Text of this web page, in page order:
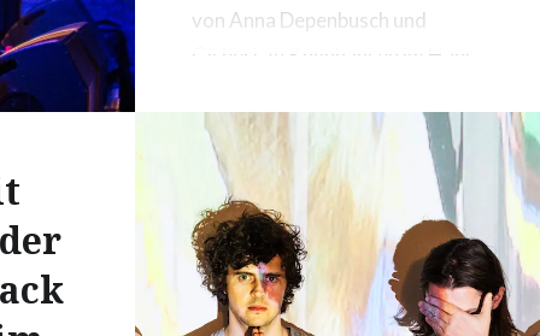
von Anna Depenbusch und
Gisbert zu Knyphausen im Haus
Party mit Giant Rooks und Razz
in der Lagerhalle und
abgedrehter Wiener Schmäh in
der Kleinen Freiheit.